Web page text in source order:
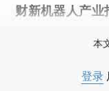
财新机器人产业
本
登录